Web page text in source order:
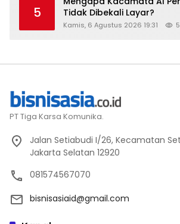
5
Tidak Dibekali Layar?
Kamis, 6 Agustus 2026 19:31 5
PT Tiga Karsa Komunika.
Jalan Setiabudi I/26, Kecamatan
Jakarta Selatan 12920
081574567070
bisnisasiaid@gmail.com